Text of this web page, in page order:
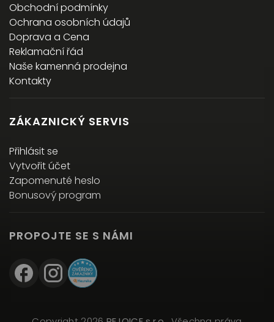
Obchodní podmínky
Ochrana osobních údajů
Doprava a Cena
Reklamační řád
Naše kamenná prodejna
Kontakty
ZÁKAZNICKÝ SERVIS
Přihlásit se
Vytvořit účet
Zapomenuté heslo
Bonusový program
PROPOJTE SE S NÁMI